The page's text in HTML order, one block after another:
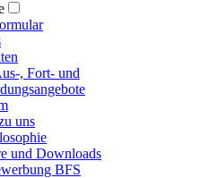
, Fort- und
uns
und Downloads
BFS